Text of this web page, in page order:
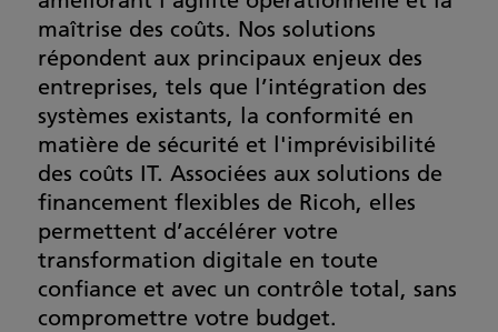
maîtrise des coûts. Nos solutions
répondent aux principaux enjeux des
entreprises, tels que l’intégration des
systèmes existants, la conformité en
matière de sécurité et l'imprévisibilité
des coûts IT. Associées aux solutions de
financement flexibles de Ricoh, elles
permettent d’accélérer votre
transformation digitale en toute
confiance et avec un contrôle total, sans
compromettre votre budget.